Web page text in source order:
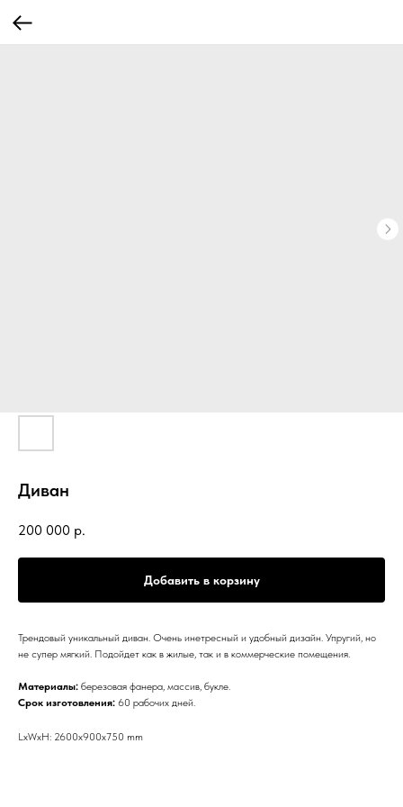
Диван
200 000 р.
Добавить в корзину
Трендовый уникальный диван. Очень инетресный и удобный дизайн. Упругий, но
не супер мягкий. Подойдет как в жилые, так и в коммерческие помещения.
Материалы: березовая фанера, массив, букле.
Срок изготовления: 60 рабочих дней.
LxWxH: 2600x900x750 mm